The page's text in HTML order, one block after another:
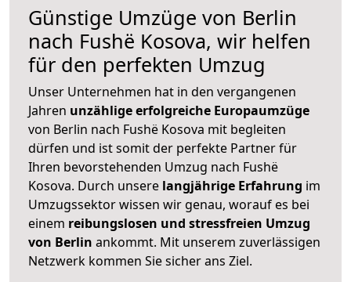
Günstige Umzüge von Berlin
nach Fushë Kosova, wir helfen
für den perfekten Umzug
Unser Unternehmen hat in den vergangenen
Jahren unzählige erfolgreiche Europaumzüge
von Berlin nach Fushë Kosova mit begleiten
dürfen und ist somit der perfekte Partner für
Ihren bevorstehenden Umzug nach Fushë
Kosova. Durch unsere langjährige Erfahrung im
Umzugssektor wissen wir genau, worauf es bei
einem reibungslosen und stressfreien Umzug
von Berlin ankommt. Mit unserem zuverlässigen
Netzwerk kommen Sie sicher ans Ziel.